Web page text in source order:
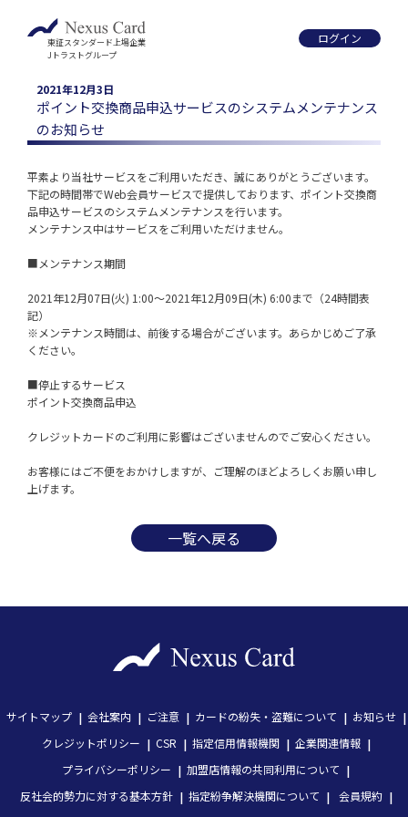
東証スタンダード上場企業
Jトラストグループ
ログイン
2021年12月3日
ポイント交換商品申込サービスのシステムメンテナンス
のお知らせ
平素より当社サービスをご利用いただき、誠にありがとうございます。
下記の時間帯でWeb会員サービスで提供しております、ポイント交換商
品申込サービスのシステムメンテナンスを行います。
メンテナンス中はサービスをご利用いただけません。
■メンテナンス期間
2021年12月07日(火) 1:00～2021年12月09日(木) 6:00まで（24時間表
記）
※メンテナンス時間は、前後する場合がございます。あらかじめご了承
ください。
■停止するサービス
ポイント交換商品申込
クレジットカードのご利用に影響はございませんのでご安心ください。
お客様にはご不便をおかけしますが、ご理解のほどよろしくお願い申し
一覧へ戻る
サイトマップ 会社案内 ご注意 カードの紛失・盗難について
お知らせ
クレジットポリシー
CSR 指定信用情報機関
企業関連情報
プライバシーポリシー
加盟店情報の共同利用について
反社会的勢力に対する基本方針
指定紛争解決機関について
会員規約